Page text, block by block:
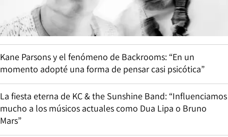
Kane Parsons y el fenómeno de Backrooms: “En un
momento adopté una forma de pensar casi psicótica”
La fiesta eterna de KC & the Sunshine Band: “Influenciamos
mucho a los músicos actuales como Dua Lipa o Bruno
Mars”